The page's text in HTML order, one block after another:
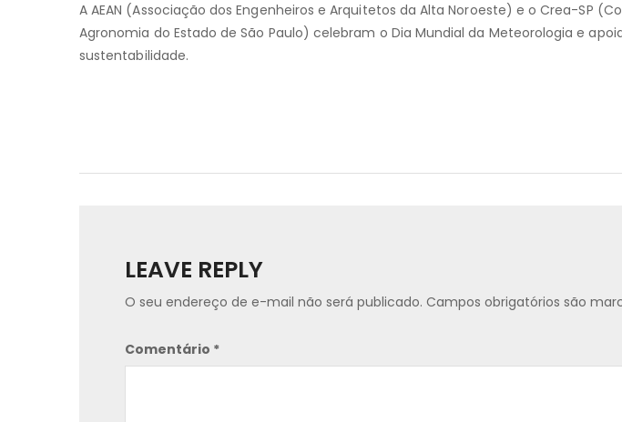
A AEAN (Associação dos Engenheiros e Arquitetos da Alta Noroeste) e o Crea-SP
Agronomia do Estado de São Paulo) celebram o Dia Mundial da Meteorologia e
sustentabilidade.
LEAVE REPLY
O seu endereço de e-mail não será publicado. Campos obrigatórios são
Comentário *